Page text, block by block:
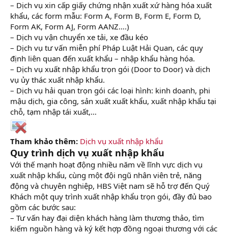
– Dịch vụ xin cấp giấy chứng nhận xuất xứ hàng hóa xuất
khẩu, các form mẫu: Form A, Form B, Form E, Form D,
Form AK, Form AJ, Form AANZ….)
– Dịch vụ vận chuyển xe tải, xe đầu kéo
– Dịch vụ tư vấn miễn phí Pháp Luật Hải Quan, các quy
định liên quan đến xuất khẩu – nhập khẩu hàng hóa.
– Dịch vụ xuất nhập khẩu trọn gói (Door to Door) và dịch
vụ ủy thác xuất nhập khẩu.
– Dịch vụ hải quan trọn gói các loại hình: kinh doanh, phi
mậu dịch, gia công, sản xuất xuất khẩu, xuất nhập khẩu tại
chỗ, tạm nhập tái xuất,…
Tham khảo thêm: Dịch vụ xuất nhập khẩu
Quy trình dịch vụ xuất nhập khẩu
Với thế mạnh hoạt động nhiều năm về lĩnh vực dịch vụ
xuất nhập khẩu, cùng một đội ngũ nhân viên trẻ, năng
động và chuyên nghiệp, HBS Việt nam sẽ hỗ trợ đến Quý
Khách một quy trình xuất nhập khẩu trọn gói, đầy đủ bao
gồm các bước sau:
– Tư vấn hay đại diện khách hàng làm thương thảo, tìm
kiếm nguồn hàng và ký kết hợp đồng ngoại thương với các